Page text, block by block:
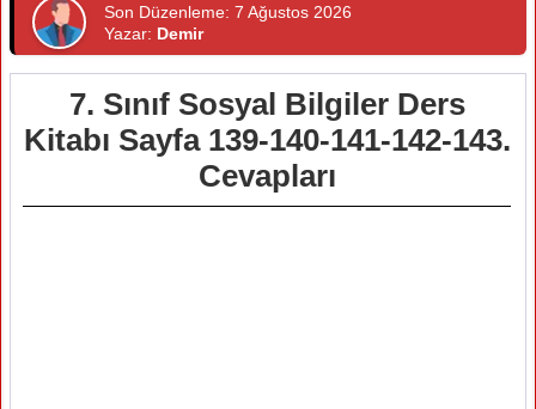
Son Düzenleme: 7 Ağustos 2026
Yazar: Demir
7. Sınıf Sosyal Bilgiler Ders
Kitabı Sayfa 139-140-141-142-143.
Cevapları